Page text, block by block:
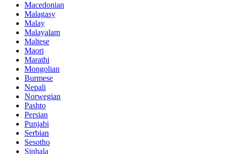
Macedonian
Malagasy
Malay
Malayalam
Maltese
Maori
Marathi
Mongolian
Burmese
Nepali
Norwegian
Pashto
Persian
Punjabi
Serbian
Sesotho
Sinhala